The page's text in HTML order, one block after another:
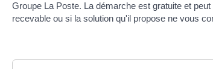
Groupe La Poste. La démarche est gratuite et
recevable ou si la solution qu'il propose ne vous